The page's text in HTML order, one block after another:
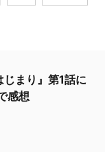
じまり』第1話に
感想